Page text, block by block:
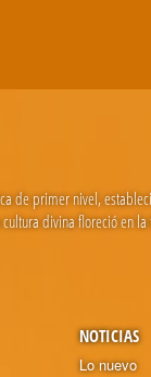
de primer nivel,
divina floreció en
NOTICIAS
Lo nuevo